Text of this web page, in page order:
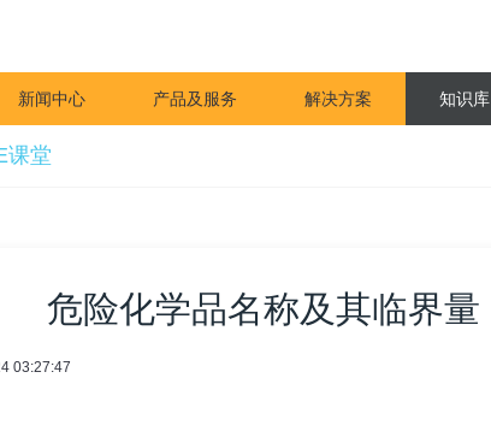
新闻中心 产品及服务 解决方案 知识库
课堂
危险化学品名称及其临界量
03:27:47